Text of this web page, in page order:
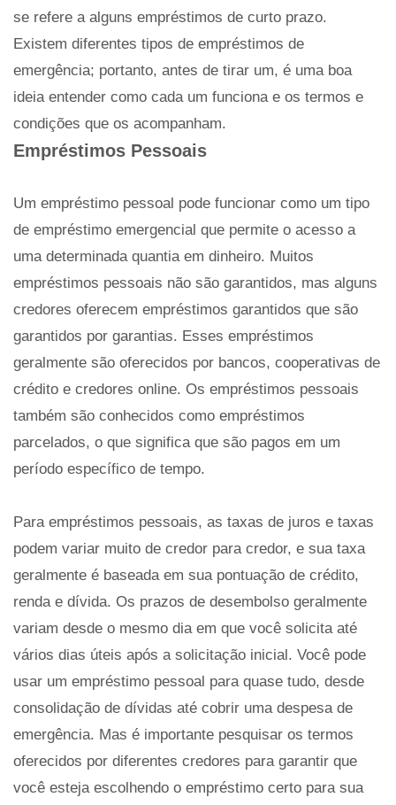
se refere a alguns empréstimos de curto prazo.
Existem diferentes tipos de empréstimos de
emergência; portanto, antes de tirar um, é uma boa
ideia entender como cada um funciona e os termos e
condições que os acompanham.
Empréstimos Pessoais
Um empréstimo pessoal pode funcionar como um tipo
de empréstimo emergencial que permite o acesso a
uma determinada quantia em dinheiro. Muitos
empréstimos pessoais não são garantidos, mas alguns
credores oferecem empréstimos garantidos que são
garantidos por garantias. Esses empréstimos
geralmente são oferecidos por bancos, cooperativas de
crédito e credores online. Os empréstimos pessoais
também são conhecidos como empréstimos
parcelados, o que significa que são pagos em um
período específico de tempo.
Para empréstimos pessoais, as taxas de juros e taxas
podem variar muito de credor para credor, e sua taxa
geralmente é baseada em sua pontuação de crédito,
renda e dívida. Os prazos de desembolso geralmente
variam desde o mesmo dia em que você solicita até
vários dias úteis após a solicitação inicial. Você pode
usar um empréstimo pessoal para quase tudo, desde
consolidação de dívidas até cobrir uma despesa de
emergência. Mas é importante pesquisar os termos
oferecidos por diferentes credores para garantir que
você esteja escolhendo o empréstimo certo para sua